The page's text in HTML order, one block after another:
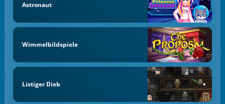
Astronaut
Wimmelbildspiele
Listiger Dieb